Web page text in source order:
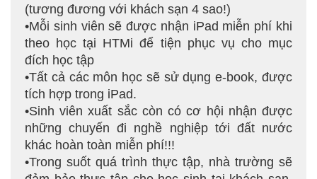
(tương đương với khách sạn 4 sao!)
•Mỗi sinh viên sẽ được nhận iPad miễn phí khi
theo học tại HTMi để tiện phục vụ cho mục
đích học tập
•Tất cả các môn học sẽ sử dụng e-book, được
tích hợp trong iPad.
•Sinh viên xuất sắc còn có cơ hội nhận được
những chuyến đi nghề nghiệp tới đất nước
khác hoàn toàn miễn phí!!!
•Trong suốt quá trình thực tập, nhà trường sẽ